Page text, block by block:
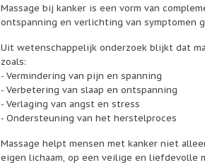
Massage bij kanker is een vorm van
ontspanning en verlichting van symptomen
Uit wetenschappelijk onderzoek blijkt dat
zoals:
- Vermindering van pijn en spanning
- Verbetering van slaap en ontspanning
- Verlaging van angst en stress
- Ondersteuning van het herstelproces
Massage helpt mensen met kanker niet
eigen lichaam, op een veilige en liefdevolle